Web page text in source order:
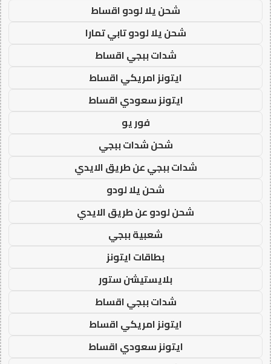
شحن يلا لودو اقساط
شحن يلا لودو تابي تمارا
شدات ببجي اقساط
ايتونز امريكي اقساط
ايتونز سعودي اقساط
فور يو
شحن شدات ببجي
شدات ببجي عن طريق الايدي
شحن يلا لودو
شحن لودو عن طريق الايدي
شعبية ببجي
بطاقات ايتونز
بلايستيشن ستور
شدات ببجي اقساط
ايتونز امريكي اقساط
ايتونز سعودي اقساط